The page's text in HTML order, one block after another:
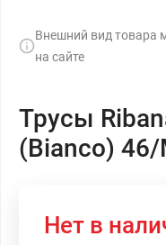
Внешний вид товара
на сайте
Трусы
(Bianco) 46/
Нет в